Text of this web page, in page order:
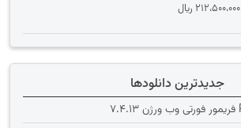
212،500،000 ﷼
جدیدترین دانلودها